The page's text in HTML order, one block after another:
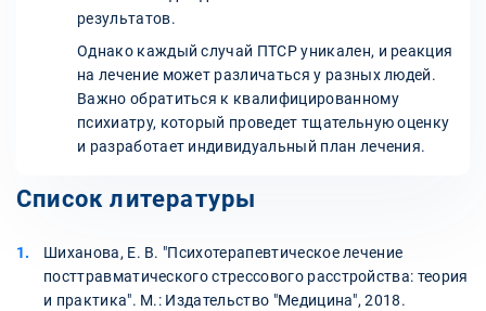
результатов.
Однако каждый случай ПТСР уникален, и реакция
на лечение может различаться у разных людей.
Важно обратиться к квалифицированному
психиатру, который проведет тщательную оценку
и разработает индивидуальный план лечения.
Список литературы
Шиханова, Е. В. "Психотерапевтическое лечение
посттравматического стрессового расстройства: теория
и практика". М.: Издательство "Медицина", 2018.